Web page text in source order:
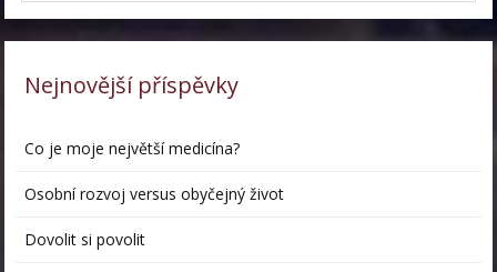
Nejnovější příspěvky
Co je moje největší medicína?
Osobní rozvoj versus obyčejný život
Dovolit si povolit